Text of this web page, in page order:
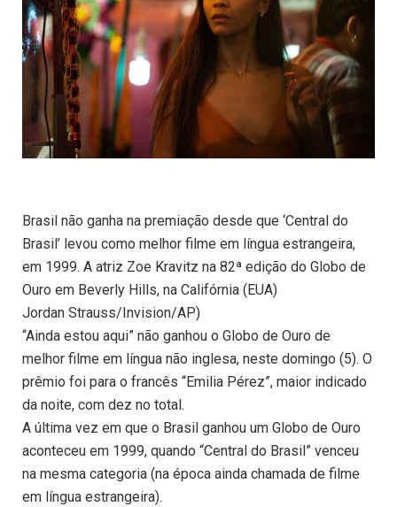
Brasil não ganha na premiação desde que ‘Central do
Brasil’ levou como melhor filme em língua estrangeira,
em 1999. A atriz Zoe Kravitz na 82ª edição do Globo de
Ouro em Beverly Hills, na Califórnia (EUA)
Jordan Strauss/Invision/AP)
“Ainda estou aqui” não ganhou o Globo de Ouro de
melhor filme em língua não inglesa, neste domingo (5). O
prêmio foi para o francês “Emilia Pérez”, maior indicado
da noite, com dez no total.
A última vez em que o Brasil ganhou um Globo de Ouro
aconteceu em 1999, quando “Central do Brasil” venceu
na mesma categoria (na época ainda chamada de filme
em língua estrangeira).